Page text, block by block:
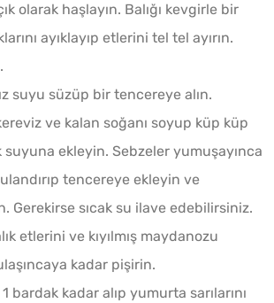
olarak haşlayın. Balığı kevgirle bir
ayıklayıp etlerini tel tel ayırın.
suyu süzüp bir tencereye alın.
ve kalan soğanı soyup küp küp
suyuna ekleyin. Sebzeler yumuşayınca
tencereye ekleyin ve
Gerekirse sıcak su ilave edebilirsiniz.
etlerini ve kıyılmış maydanozu
kadar pişirin.
bardak kadar alıp yumurta sarılarını